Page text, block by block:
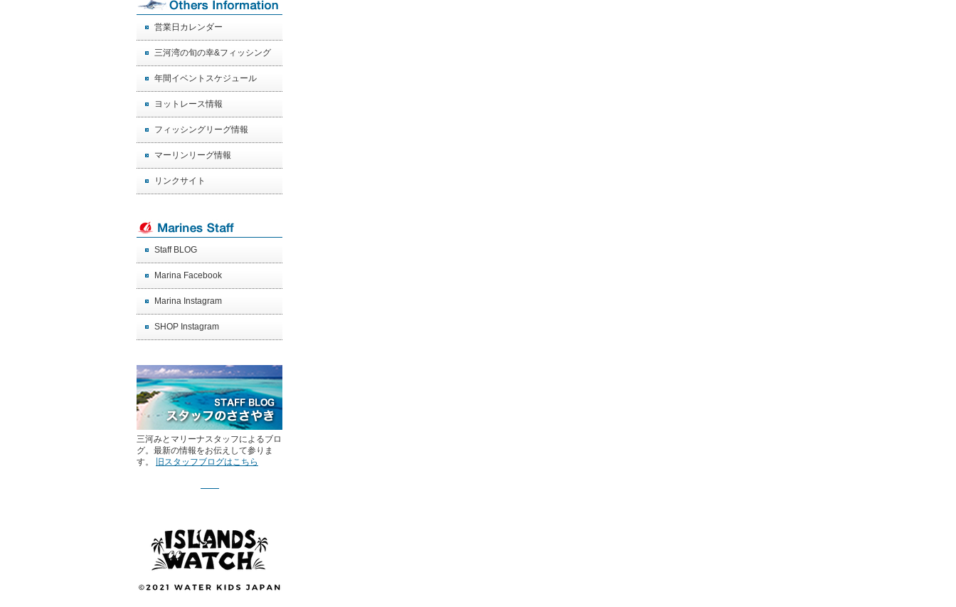
営業日カレンダー
三河湾の旬の幸&フィッシング
年間イベントスケジュール
ヨットレース情報
フィッシングリーグ情報
マーリンリーグ情報
リンクサイト
Staff BLOG
Marina Facebook
Marina Instagram
SHOP Instagram
三河みとマリーナスタッフによるブロ
グ。最新の情報をお伝えして参りま
す。
旧スタッフブログはこちら